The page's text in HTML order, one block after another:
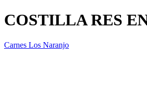
COSTILLA RES
Carnes Los Naranjo